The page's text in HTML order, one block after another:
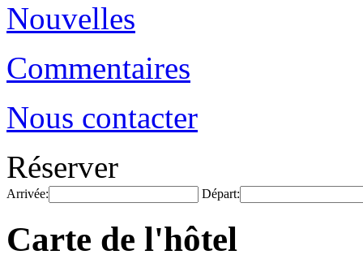
Nouvelles
Commentaires
Nous contacter
Réserver
Arrivée: Départ:
Carte de l'hôtel